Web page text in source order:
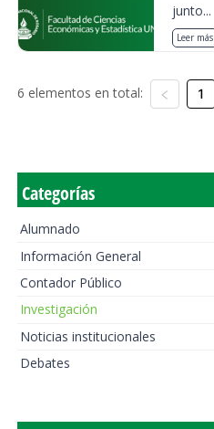
junto...
Leer más
6 elementos en total: 1
Categorías
Alumnado
Información General
Contador Público
Investigación
Noticias institucionales
Debates